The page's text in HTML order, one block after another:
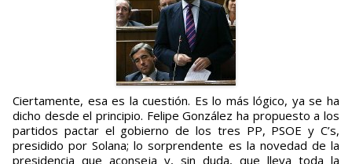
Ciertamente, esa es la cuestión. Es lo más lógico, ya se ha
dicho desde el principio. Felipe González ha propuesto a los
partidos pactar el gobierno de los tres PP, PSOE y C’s,
presidido por Solana; lo sorprendente es la novedad de la
presidencia que aconseja y, sin duda, que lleva toda la